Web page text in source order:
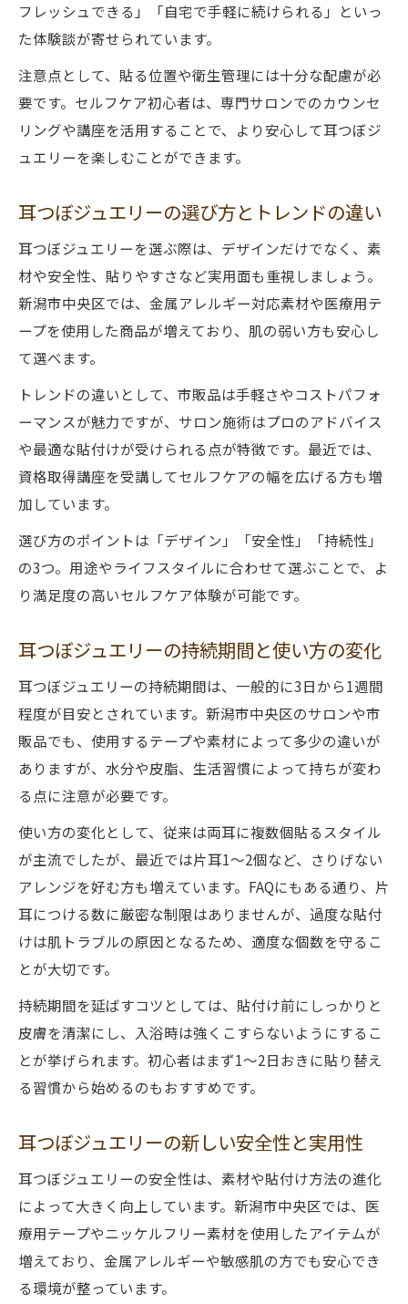
耳つぼジュエリー初心者におすすめの個数
とは
耳つぼジュエリー片耳の負担と華やかさの
両立
資格の種類と安心の選び方を知る
耳つぼジュエリーの資格は国家資格なのか
耳つぼジュエリー資格の選び方と信頼のポ
イント
安心して学べる耳つぼジュエリーの資格講
座
耳つぼジュエリー資格取得と実践の違いを
比較
耳つぼジュエリーの民間資格と安心感の理
由
ライフスタイルに合う耳つぼ活用術を提案
耳つぼジュエリーで叶える自分らしいケア
耳つぼジュエリーを予定に合わせて活用す
る方法
耳つぼジュエリーの実用性と日常への取り
耳つぼジュエリーでライフスタイルに彩り
をプラス
耳つぼジュエリー活用で安心セルフケアを
実現
フレッシュできる」「自宅で手軽に続けられる」といっ
た体験談が寄せられています。
注意点として、貼る位置や衛生管理には十分な配慮が必
要です。セルフケア初心者は、専門サロンでのカウンセ
リングや講座を活用することで、より安心して耳つぼジ
ュエリーを楽しむことができます。
耳つぼジュエリーの選び方とトレンドの違い
耳つぼジュエリーを選ぶ際は、デザインだけでなく、素
材や安全性、貼りやすさなど実用面も重視しましょう。
新潟市中央区では、金属アレルギー対応素材や医療用テ
ープを使用した商品が増えており、肌の弱い方も安心し
て選べます。
トレンドの違いとして、市販品は手軽さやコストパフォ
ーマンスが魅力ですが、サロン施術はプロのアドバイス
や最適な貼付けが受けられる点が特徴です。最近では、
資格取得講座を受講してセルフケアの幅を広げる方も増
加しています。
選び方のポイントは「デザイン」「安全性」「持続性」
の3つ。用途やライフスタイルに合わせて選ぶことで、よ
り満足度の高いセルフケア体験が可能です。
耳つぼジュエリーの持続期間と使い方の変化
耳つぼジュエリーの持続期間は、一般的に3日から1週間
程度が目安とされています。新潟市中央区のサロンや市
販品でも、使用するテープや素材によって多少の違いが
ありますが、水分や皮脂、生活習慣によって持ちが変わ
る点に注意が必要です。
使い方の変化として、従来は両耳に複数個貼るスタイル
が主流でしたが、最近では片耳1～2個など、さりげない
アレンジを好む方も増えています。FAQにもある通り、片
耳につける数に厳密な制限はありませんが、過度な貼付
けは肌トラブルの原因となるため、適度な個数を守るこ
とが大切です。
持続期間を延ばすコツとしては、貼付け前にしっかりと
皮膚を清潔にし、入浴時は強くこすらないようにするこ
とが挙げられます。初心者はまず1～2日おきに貼り替え
る習慣から始めるのもおすすめです。
耳つぼジュエリーの新しい安全性と実用性
耳つぼジュエリーの安全性は、素材や貼付け方法の進化
によって大きく向上しています。新潟市中央区では、医
療用テープやニッケルフリー素材を使用したアイテムが
増えており、金属アレルギーや敏感肌の方でも安心でき
る環境が整っています。